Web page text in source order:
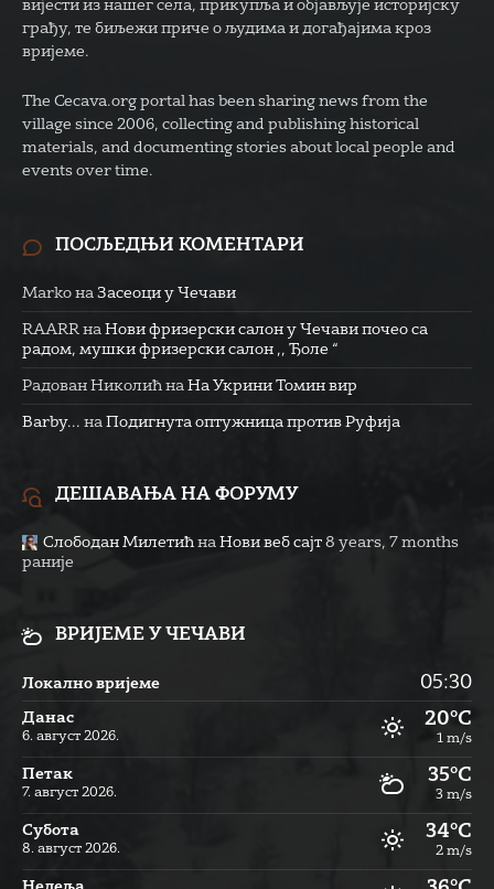
вијести из нашег села, прикупља и објављује историјску
грађу, те биљежи приче о људима и догађајима кроз
вријеме.
The Cecava.org portal has been sharing news from the
village since 2006, collecting and publishing historical
materials, and documenting stories about local people and
events over time.
ПОСЉЕДЊИ КОМЕНТАРИ
Marko на Засеоци у Чечави
RAARR на Нови фризерски салон у Чечави почео са
радом, мушки фризерски салон ,, Ђоле “
Радован Николић на На Укрини Томин вир
Barby... на Подигнута оптужница против Руфија
ДЕШАВАЊА НА ФОРУМУ
Слободан Милетић на Нови веб сајт 8 years, 7 months
раније
ВРИЈЕМЕ У ЧЕЧАВИ
Локално вријеме 05:30
Данас
6. август 2026.
20°C
1 m/s
Петак
7. август 2026.
35°C
3 m/s
Субота
8. август 2026.
34°C
2 m/s